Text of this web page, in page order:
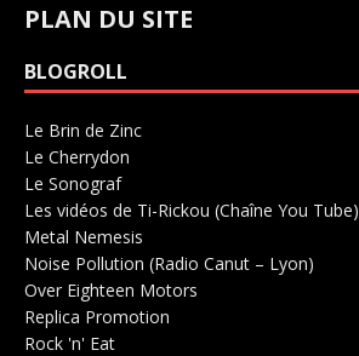
PLAN DU SITE
BLOGROLL
Le Brin de Zinc
Le Cherrydon
Le SonografSalle de concerts 0
Les vidéos de Ti-Rickou (Chaîne You Tube)
Metal Nemesis
Noise Pollution (Radio Canut – Lyon)
Over Eighteen Motors
Replica Promotion
Rock 'n' Eat